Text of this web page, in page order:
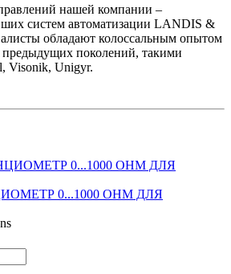
нашей компании –
систем автоматизации LANDIS &
обладают колоссальным опытом
предыдущих поколений, такими
Visonik, Unigyr.
0...1000 OHM ДЛЯ